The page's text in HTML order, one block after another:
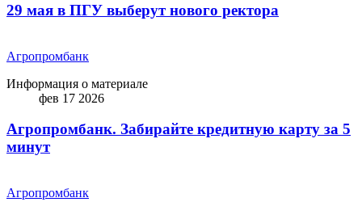
29 мая в ПГУ выберут нового ректора
Агропромбанк
Информация о материале
фев 17 2026
Агропромбанк. Забирайте кредитную карту за 5
минут
Агропромбанк